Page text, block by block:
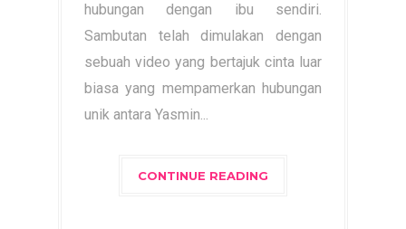
hubungan dengan ibu sendiri.
Sambutan telah dimulakan dengan
sebuah video yang bertajuk cinta luar
biasa yang mempamerkan hubungan
unik antara Yasmin...
CONTINUE READING